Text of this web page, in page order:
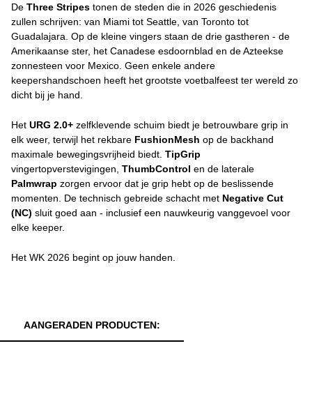
De Three Stripes tonen de steden die in 2026 geschiedenis
zullen schrijven: van Miami tot Seattle, van Toronto tot
Guadalajara. Op de kleine vingers staan de drie gastheren - de
Amerikaanse ster, het Canadese esdoornblad en de Azteekse
zonnesteen voor Mexico. Geen enkele andere
keepershandschoen heeft het grootste voetbalfeest ter wereld zo
dicht bij je hand.
Het URG 2.0+ zelfklevende schuim biedt je betrouwbare grip in
elk weer, terwijl het rekbare FushionMesh op de backhand
maximale bewegingsvrijheid biedt. TipGrip
vingertopverstevigingen, ThumbControl en de laterale
Palmwrap zorgen ervoor dat je grip hebt op de beslissende
momenten. De technisch gebreide schacht met Negative Cut
(NC) sluit goed aan - inclusief een nauwkeurig vanggevoel voor
elke keeper.
Het WK 2026 begint op jouw handen.
AANGERADEN PRODUCTEN: